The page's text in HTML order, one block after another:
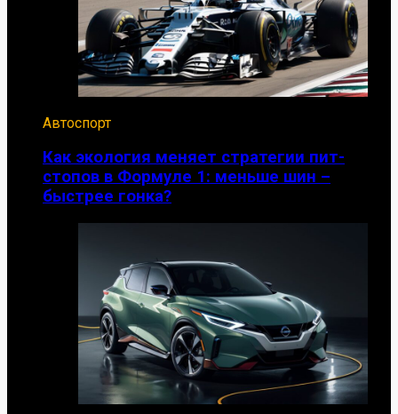
Автоспорт
Как экология меняет стратегии пит-
стопов в Формуле 1: меньше шин –
быстрее гонка?